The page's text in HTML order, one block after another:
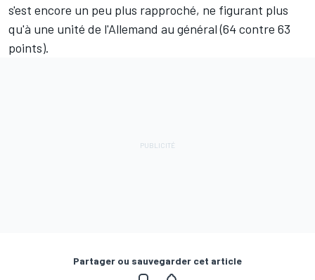
s'est encore un peu plus rapproché, ne figurant plus
qu'à une unité de l'Allemand au général (64 contre 63
points).
Partager ou sauvegarder cet article